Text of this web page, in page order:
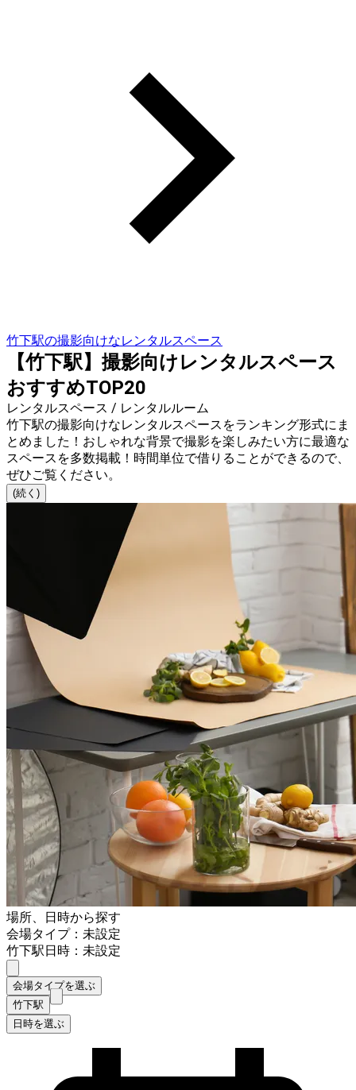
竹下駅の撮影向けなレンタルスペース
【竹下駅】撮影向けレンタルスペース
おすすめTOP20
レンタルスペース / レンタルルーム
竹下駅の撮影向けなレンタルスペースをランキング形式にま
とめました！おしゃれな背景で撮影を楽しみたい方に最適な
スペースを多数掲載！時間単位で借りることができるので、
ぜひご覧ください。
(続く)
場所、日時から探す
会場タイプ：未設定
竹下駅日時：未設定
会場タイプを選ぶ
竹下駅
日時を選ぶ